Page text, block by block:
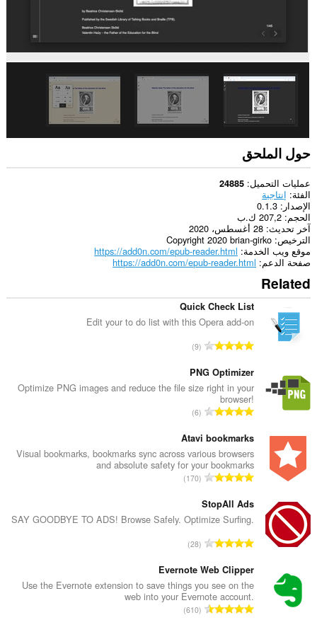
to
حول الملحق
عمليات التحميل 24885
الفئة إنتاجية
الإصدار
0.1.3
الحجم 207,2 ك.ب
آخر تحديث 28 أغسطس، 2020
الترخيص Copyright 2020 brian-girko
موقع ويب الخدمة https://add0n.com/epub-reader.html
صفحة الدعم https://add0n.com/epub-reader.html
Related
Quick Check List
Edit your to do list with this Opera add-on
ا
ع
د
ا
إ
ج
م
ل
ي
ل
ق
ي
ي
م
9
PNG Optimizer
Optimize PNG images and reduce the file size right in your
browser!
ا
ع
د
د
ا
إ
ج
م
ل
ي
ل
ل
6
Atavi bookmarks
Visual bookmarks, bookmarks sync across various browsers
and absolute safety for your bookmarks
ا
ع
د
ا
إ
ج
م
170
StopAll Ads
SAY GOODBYE TO ADS! Browse Safely. Optimize Surfing.
ا
ع
د
د
ا
28
Evernote Web Clipper
Use the Evernote extension to save things you see on the
web into your Evernote account.
ا 610